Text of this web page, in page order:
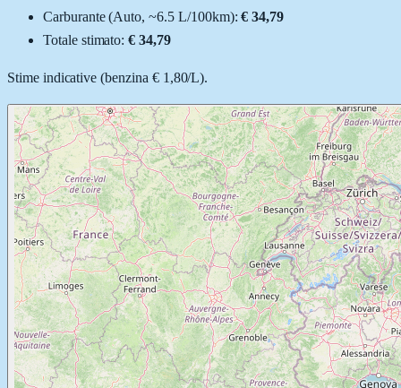
Carburante (Auto, ~6.5 L/100km): € 34,79
Totale stimato:€ 34,79
Stime indicative (benzina € 1,80/L).